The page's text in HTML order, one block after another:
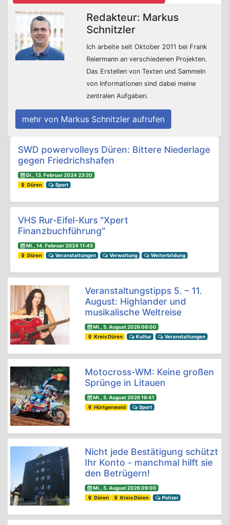
Redakteur: Markus
Schnitzler
Ich arbeite seit Oktober 2011 bei Frank
Reiermann an verschiedenen Projekten.
Das Erstellen von Texten und Sammeln
von Informationen sind dabei meine
zentralen Aufgaben.
mehr von Markus Schnitzler aufrufen
Beitrags-Navigation
SWD powervolleys Düren: Bittere Niederlage
gegen Friedrichshafen
Di., 13. Februar 2024 23:20
Düren
Sport
VHS Rur-Eifel-Kurs "Xpert
Finanzbuchführung"
Mi., 14. Februar 2024 11:45
Düren
Veranstaltungen Verwaltung Weiterbildung
Veranstaltungstipps 5. – 11.
August: Highlander und
musikalische Weltreise
Mi., 5. August 2026 06:00
Kreis Düren
Kultur Veranstaltungen
Motocross-WM: Keine großen
Sprünge in Litauen
Mi., 5. August 2026 19:41
Hürtgenwald
Sport
Nicht jede Bestätigung schützt
Ihr Konto - manchmal hilft sie
den Betrügern!
Mi., 5. August 2026 09:00
Düren
Kreis Düren Polizei